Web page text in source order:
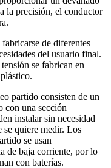
la precisión, el conductor
de diferentes
del usuario final.
se fabrican en
partido consisten de un
con una sección
instalar sin necesidad
se quiere medir. Los
se usan
de baja corriente, por lo
con baterías.